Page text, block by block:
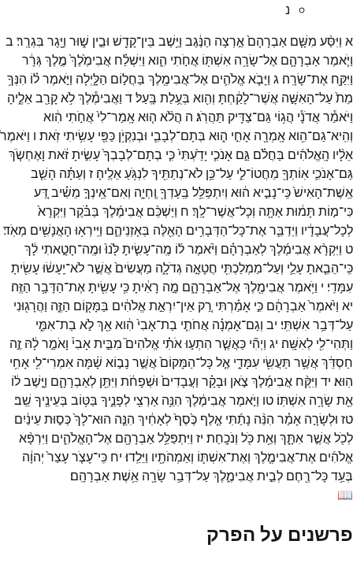
נ
א וַיִּסַּ֨ע מִשָּׁ֤ם אַבְרָהָם֙אַ֣רְצָה הַנֶּ֔גֶב וַיֵּ֥שֶׁב בֵּין־קָדֵ֖שׁ וּבֵ֣ין שׁ֑וּר וַיָּ֖גָר בִּגְרָֽר׃ ב
וַיֹּ֧אמֶראַבְרָהָ֛ם אֶל־שָׂרָ֥ה אִשְׁתּ֖וֹ אֲחֹ֣תִי הִ֑וא וַיִּשְׁלַ֗ח אֲבִימֶ֙לֶךְ֙ מֶ֣לֶךְגְּרָ֔ר
וַיִּקַּ֖ח אֶת־שָׂרָֽה׃ ג וַיָּבֹ֧אאֱלֹהִ֛ים אֶל־אֲבִימֶ֖לֶךְ בַּחֲל֣וֹם הַלָּ֑יְלָה וַיֹּ֣אמֶרל֗וֹ הִנְּךָ֥
מֵת֙עַל־הָאִשָּׁ֣ה אֲשֶׁר־לָקַ֔חְתָּ וְהִ֖וא בְּעֻ֥לַת בָּֽעַל׃ד וַאֲבִימֶ֕לֶךְלֹ֥אקָרַ֖באֵלֶ֑יהָ
וַיֹּאמַ֕ראֲדֹנָ֕י הֲג֥וֹי גַּם־צַדִּ֖יק תַּהֲרֹֽג׃ ה הֲלֹ֨א ה֤וּאאָֽמַר־לִי֙אֲחֹ֣תִי הִ֔וא
וְהִֽיא־גַם־הִ֥ואאָֽמְרָ֖ה אָחִ֣י ה֑וּא בְּתָם־לְבָבִ֛י וּבְנִקְיֹ֥ן כַּפַּ֖י עָשִׂ֥יתִי זֹֽאת׃ ו וַיֹּאמֶר֩
אֵלָ֨יו הָֽאֱלֹהִ֜ים בַּחֲלֹ֗ם גַּ֣ם אָנֹכִ֤י יָדַ֙עְתִּי֙כִּ֤י בְתָם־לְבָבְךָ֙עָשִׂ֣יתָזֹּ֔את וָאֶחְשֹׂ֧ךְ
גַּם־אָנֹכִ֛י אֽוֹתְךָ֖ מֵחֲטוֹ־לִ֑י עַל־כֵּ֥ן לֹא־נְתַתִּ֖יךָלִנְגֹּ֥עַאֵלֶֽיהָ׃ ז וְעַתָּ֗ה הָשֵׁ֤ב
אֵֽשֶׁת־הָאִישׁ֙כִּֽי־נָבִ֣יא ה֔וּא וְיִתְפַּלֵּ֥ל בַּֽעַדְךָ֖ וֶֽחְיֵ֑ה וְאִם־אֵֽינְךָ֣ מֵשִׁ֗יבדַּ֚ע
כִּי־מ֣וֹת תָּמ֔וּתאַתָּ֖ה וְכָל־אֲשֶׁר־לָֽךְ׃ ח וַיַּשְׁכֵּ֨ם אֲבִימֶ֜לֶךְ בַּבֹּ֗קֶר וַיִּקְרָא֙
לְכָל־עֲבָדָ֔יו וַיְדַבֵּ֛ראֶת־כָּל־הַדְּבָרִ֥ים הָאֵ֖לֶּה בְּאָזְנֵיהֶ֑ם וַיִּֽירְא֥וּ הָאֲנָשִׁ֖ים מְאֹֽד׃
ט וַיִּקְרָ֨אאֲבִימֶ֜לֶךְלְאַבְרָהָ֗ם וַיֹּ֨אמֶרל֜וֹ מֶֽה־עָשִׂ֤יתָלָּ֙נוּ֙ וּמֶֽה־חָטָ֣אתִי לָ֔ךְ
כִּֽי־הֵבֵ֧אתָעָלַ֛י וְעַל־מַמְלַכְתִּ֖י חֲטָאָ֣ה גְדֹלָ֑ה מַעֲשִׂים֙אֲשֶׁ֣רלֹא־יֵֽעָשׂ֔וּעָשִׂ֖יתָ
עִמָּדִֽי׃ י וַיֹּ֥אמֶראֲבִימֶ֖לֶךְאֶל־אַבְרָהָ֑ם מָ֣ה רָאִ֔יתָכִּ֥י עָשִׂ֖יתָאֶת־הַדָּבָ֥ר הַזֶּֽה׃
יא וַיֹּ֙אמֶר֙אַבְרָהָ֔ם כִּ֣י אָמַ֗רְתִּי רַ֚ק אֵין־יִרְאַ֣תאֱלֹהִ֔ים בַּמָּק֖וֹם הַזֶּ֑ה וַהֲרָג֖וּנִי
עַל־דְּבַ֥ראִשְׁתִּֽי׃ יב וְגַם־אָמְנָ֗ה אֲחֹתִ֤י בַת־אָבִי֙ הִ֔ואאַ֖ךְלֹ֣א בַת־אִמִּ֑י
וַתְּהִי־לִ֖י לְאִשָּֽׁה׃ יג וַיְהִ֞י כַּאֲשֶׁ֧ר הִתְע֣וּאֹתִ֗י אֱלֹהִים֮ מִבֵּ֣יתאָבִי֒ וָאֹמַ֣רלָ֔הּ זֶ֣ה
חַסְדֵּ֔ךְאֲשֶׁ֥ר תַּעֲשִׂ֖י עִמָּדִ֑י אֶ֤לכָּל־הַמָּקוֹם֙אֲשֶׁ֣ר נָב֣וֹא שָׁ֔מָּה אִמְרִי־לִ֖י אָחִ֥י
הֽוּא׃ יד וַיִּקַּ֨ח אֲבִימֶ֜לֶךְ צֹ֣אן וּבָקָ֗ר וַעֲבָדִים֙ וּשְׁפָחֹ֔ת וַיִּתֵּ֖ן לְאַבְרָהָ֑ם וַיָּ֣שֶׁבל֔וֹ
אֵ֖ת שָׂרָ֥ה אִשְׁתּֽוֹ׃ טו וַיֹּ֣אמֶראֲבִימֶ֔לֶךְ הִנֵּ֥ה אַרְצִ֖י לְפָנֶ֑יךָ בַּטּ֥וֹב בְּעֵינֶ֖יךָ שֵֽׁב׃
טז וּלְשָׂרָ֣ה אָמַ֗ר הִנֵּ֨ה נָתַ֜תִּי אֶ֤לֶף כֶּ֙סֶף֙לְאָחִ֔יךְ הִנֵּ֤ה הוּא־לָךְ֙כְּס֣וּתעֵינַ֔יִם
לְכֹ֖לאֲשֶׁ֣ראִתָּ֑ךְ וְאֵ֥תכֹּ֖ל וְנֹכָֽחַת׃ יז וַיִּתְפַּלֵּ֥לאַבְרָהָ֖ם אֶל־הָאֱלֹהִ֑ים וַיִּרְפָּ֨א
אֱלֹהִ֜ים אֶת־אֲבִימֶ֧לֶךְ וְאֶת־אִשְׁתּ֛וֹ וְאַמְהֹתָ֖יו וַיֵּלֵֽדוּ׃ יח כִּֽי־עָצֹ֤רעָצַר֙ יְהוָ֔ה
בְּעַ֥דכָּל־רֶ֖חֶם לְבֵ֣יתאֲבִימֶ֑לֶךְעַל־דְּבַ֥ר שָׂרָ֖ה אֵ֥שֶׁתאַבְרָהָֽם׃
📖
פרשנים על הפרק